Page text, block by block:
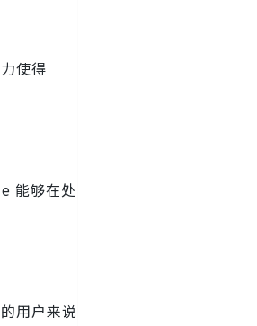
使得
能够在处
用户来说